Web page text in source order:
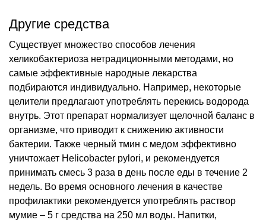
Другие средства
Существует множество способов лечения
хеликобактериоза нетрадиционными методами, но
самые эффективные народные лекарства
подбираются индивидуально. Например, некоторые
целители предлагают употреблять перекись водорода
внутрь. Этот препарат нормализует щелочной баланс в
организме, что приводит к снижению активности
бактерии. Также черный тмин с медом эффективно
уничтожает Helicobacter pylori, и рекомендуется
принимать смесь 3 раза в день после еды в течение 2
недель. Во время основного лечения в качестве
профилактики рекомендуется употреблять раствор
мумие – 5 г средства на 250 мл воды. Напитки,